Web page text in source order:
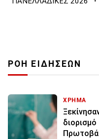
ΡΟΗ ΕΙΔΗΣΕΩΝ
ΧΡΗΜΑ